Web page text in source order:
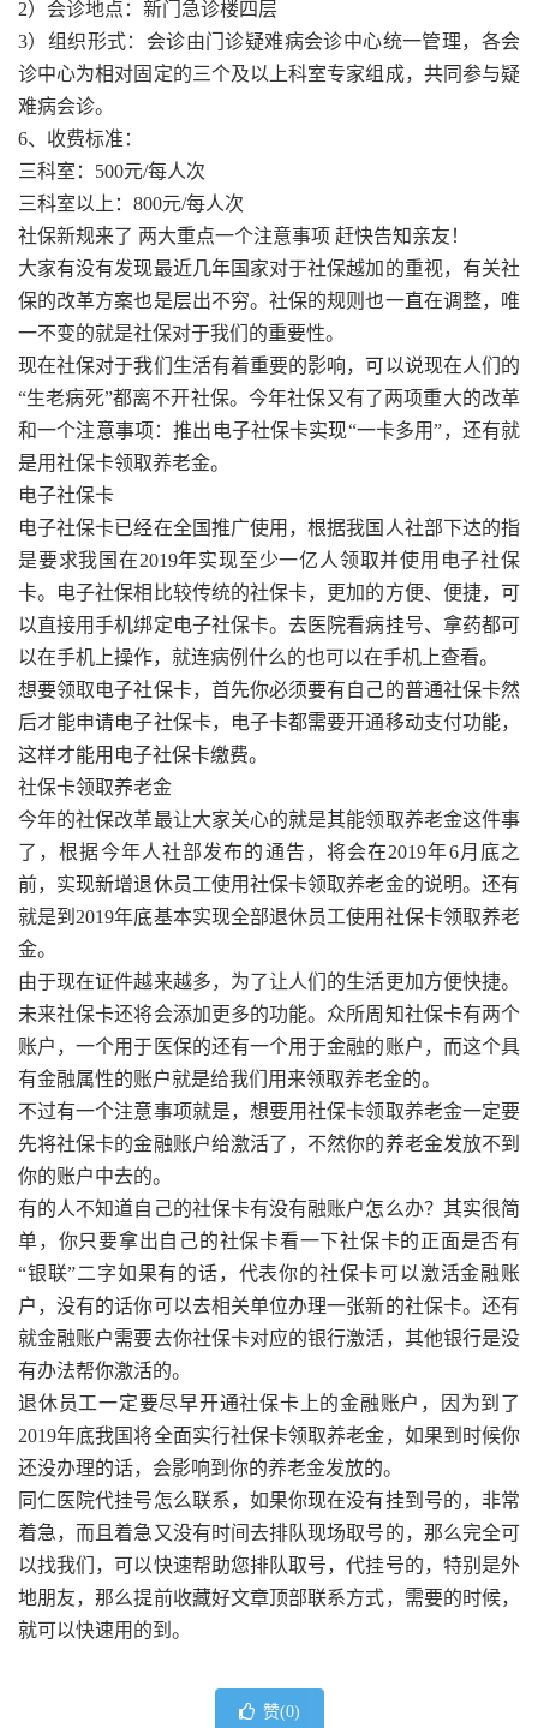
2）会诊地点：新门急诊楼四层
3）组织形式：会诊由门诊疑难病会诊中心统一管理，各会
诊中心为相对固定的三个及以上科室专家组成，共同参与疑
难病会诊。
6、收费标准：
三科室：500元/每人次
三科室以上：800元/每人次
社保新规来了 两大重点一个注意事项 赶快告知亲友！
大家有没有发现最近几年国家对于社保越加的重视，有关社
保的改革方案也是层出不穷。社保的规则也一直在调整，唯
一不变的就是社保对于我们的重要性。
现在社保对于我们生活有着重要的影响，可以说现在人们的
“生老病死”都离不开社保。今年社保又有了两项重大的改革
和一个注意事项：推出电子社保卡实现“一卡多用”，还有就
是用社保卡领取养老金。
电子社保卡
电子社保卡已经在全国推广使用，根据我国人社部下达的指
是要求我国在2019年实现至少一亿人领取并使用电子社保
卡。电子社保相比较传统的社保卡，更加的方便、便捷，可
以直接用手机绑定电子社保卡。去医院看病挂号、拿药都可
以在手机上操作，就连病例什么的也可以在手机上查看。
想要领取电子社保卡，首先你必须要有自己的普通社保卡然
后才能申请电子社保卡，电子卡都需要开通移动支付功能，
这样才能用电子社保卡缴费。
社保卡领取养老金
今年的社保改革最让大家关心的就是其能领取养老金这件事
了，根据今年人社部发布的通告，将会在2019年6月底之
前，实现新增退休员工使用社保卡领取养老金的说明。还有
就是到2019年底基本实现全部退休员工使用社保卡领取养老
金。
由于现在证件越来越多，为了让人们的生活更加方便快捷。
未来社保卡还将会添加更多的功能。众所周知社保卡有两个
账户，一个用于医保的还有一个用于金融的账户，而这个具
有金融属性的账户就是给我们用来领取养老金的。
不过有一个注意事项就是，想要用社保卡领取养老金一定要
先将社保卡的金融账户给激活了，不然你的养老金发放不到
你的账户中去的。
有的人不知道自己的社保卡有没有融账户怎么办？其实很简
单，你只要拿出自己的社保卡看一下社保卡的正面是否有
“银联”二字如果有的话，代表你的社保卡可以激活金融账
户，没有的话你可以去相关单位办理一张新的社保卡。还有
就金融账户需要去你社保卡对应的银行激活，其他银行是没
有办法帮你激活的。
退休员工一定要尽早开通社保卡上的金融账户，因为到了
2019年底我国将全面实行社保卡领取养老金，如果到时候你
还没办理的话，会影响到你的养老金发放的。
同仁医院代挂号怎么联系，如果你现在没有挂到号的，非常
着急，而且着急又没有时间去排队现场取号的，那么完全可
以找我们，可以快速帮助您排队取号，代挂号的，特别是外
地朋友，那么提前收藏好文章顶部联系方式，需要的时候，
就可以快速用的到。
赞(0)